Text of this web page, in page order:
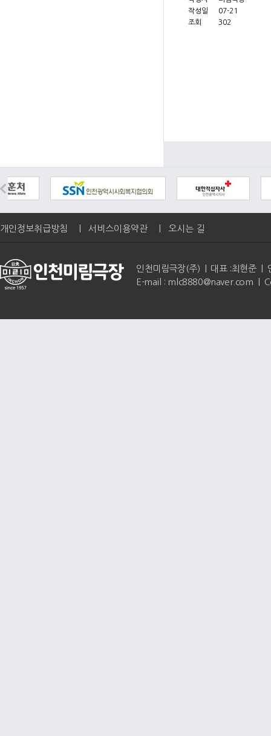
작성일
07-21
조회
302
개인정보취급방침 서비스이용약관 오시는 길
인천미림극장(주) | 대표 :최현준 |
E-mail : mlc8880@naver.com |